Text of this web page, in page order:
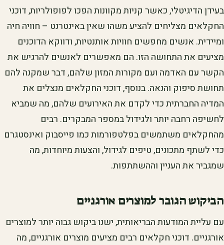
בעידן הדיגיטלי, כאשר קניות מקוונות הפכו לפופולריות, דוכני
החקלאים מצליחים להציע משהו שאין באינטרנט – חוויה חיה
ומיידית. אנשים מחפשים חוויות אותנטיות, ודווקא הדוכנים
מציעים את התחושה הזו. הם מאפשרים לאנשים להרגיש את
הקשר עם האדמה ועם מקורות המזון שלהם, דבר שמקנה להם
תחושת סיפוק והנאה. בנוסף, דוכני החקלאים מנצלים את
המדיה החברתית כדי לקדם את האירועים שלהם, מה שמביא
לחשיפה רחבה יותר ולגידול במספר המבקרים. רבים
מהחקלאים משתמשים בפלטפורמות כמו פייסבוק ואינסטגרם
כדי לשתף מתכונים, טיפים לגידול, והצעות מיוחדות, מה
שמגביר את העניין וההשתתפות.
הביקוש הגובר למוצרים אורגניים
עם עליית המודעות הבריאותית, ישנו ביקוש גבוה יותר למוצרים
אורגניים. דוכני חקלאים רבים מציעים מוצרים אורגניים, מה